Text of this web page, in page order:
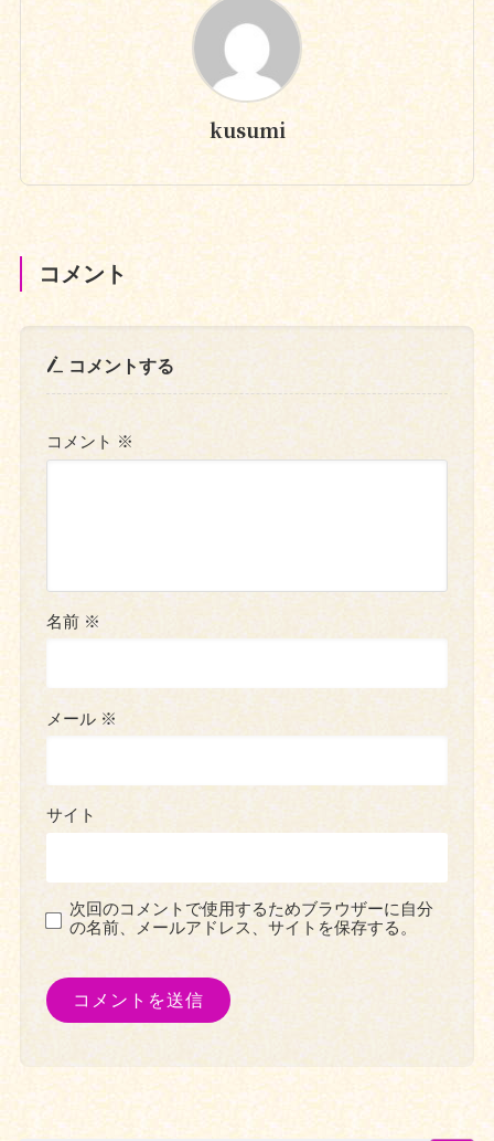
kusumi
コメント
コメントする
コメント ※
名前 ※
メール ※
サイト
次回のコメントで使用するためブラウザーに自分
の名前、メールアドレス、サイトを保存する。